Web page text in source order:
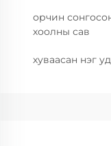
орчин
хоолны сав
хуваасан нэг